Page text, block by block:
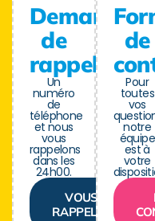
Demande
de
rappel
Un
numéro
de
téléphone
et nous
vous
rappelons
dans les
24h00.
VOUS
RAPPELER
de
Pour
toutes
vos
notre
équipe
est à
votre